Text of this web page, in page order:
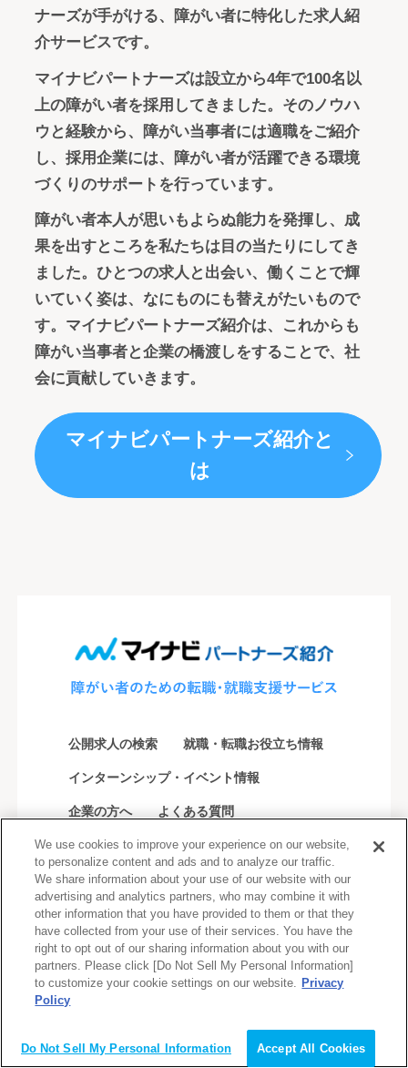
ナーズが手がける、障がい者に特化した求人紹
介サービスです。
マイナビパートナーズは設立から4年で100名以
上の障がい者を採用してきました。そのノウハ
ウと経験から、障がい当事者には適職をご紹介
し、採用企業には、障がい者が活躍できる環境
づくりのサポートを行っています。
障がい者本人が思いもよらぬ能力を発揮し、成
果を出すところを私たちは目の当たりにしてき
ました。ひとつの求人と出会い、働くことで輝
いていく姿は、なにものにも替えがたいもので
す。マイナビパートナーズ紹介は、これからも
障がい当事者と企業の橋渡しをすることで、社
会に貢献していきます。
マイナビパートナーズ紹介と
は
公開求人の検索 就職・転職お役立ち情報
インターンシップ・イベント情報
企業の方へ よくある質問
会員登録（無料）
企業の方はこちら
業務提携先 採用情報
We use cookies to improve your experience on our website,
to personalize content and ads and to analyze our traffic.
We share information about your use of our website with our
advertising and analytics partners, who may combine it with
other information that you have provided to them or that they
have collected from your use of their services. You have the
right to opt out of our sharing information about you with our
partners. Please click [Do Not Sell My Personal Information]
to customize your cookie settings on our website. Privacy
Policy
Do Not Sell My Personal Information Accept All Cookies